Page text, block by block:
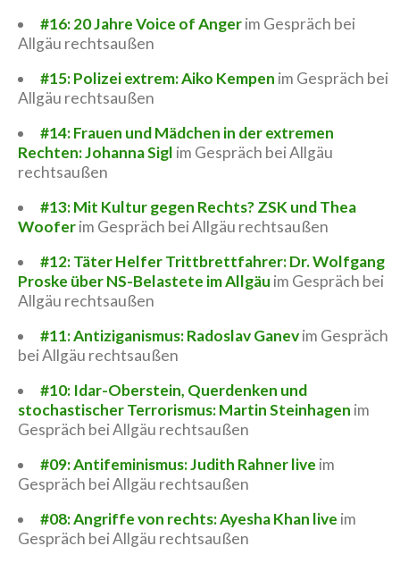
#16: 20 Jahre Voice of Angerim Gespräch bei
Allgäu rechtsaußen
#15: Polizei extrem: Aiko Kempen im Gespräch bei
Allgäu rechtsaußen
#14: Frauen und Mädchen in der extremen
Rechten: Johanna Sigl im Gespräch bei Allgäu
rechtsaußen
#13: Mit Kultur gegen Rechts? ZSK und Thea
Wooferim Gespräch bei Allgäu rechtsaußen
#12: Täter Helfer Trittbrettfahrer: Dr. Wolfgang
Proske über NS-Belastete im Allgäu im Gespräch bei
Allgäu rechtsaußen
#11: Antiziganismus: Radoslav Ganevim Gespräch
bei Allgäu rechtsaußen
#10: Idar-Oberstein, Querdenken und
stochastischer Terrorismus: Martin Steinhagen im
Gespräch bei Allgäu rechtsaußen
#09: Antifeminismus: Judith Rahner live im
Gespräch bei Allgäu rechtsaußen
#08: Angriffe von rechts: Ayesha Khan live im
Gespräch bei Allgäu rechtsaußen